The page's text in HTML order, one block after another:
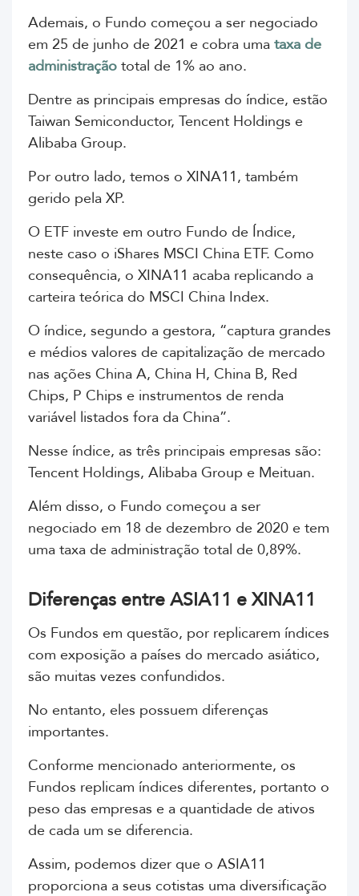
Ademais, o Fundo começou a ser negociado
em 25 de junho de 2021 e cobra uma taxa de
administração total de 1% ao ano.
Dentre as principais empresas do índice, estão
Taiwan Semiconductor, Tencent Holdings e
Alibaba Group.
Por outro lado, temos o XINA11, também
gerido pela XP.
O ETF investe em outro Fundo de Índice,
neste caso o iShares MSCI China ETF. Como
consequência, o XINA11 acaba replicando a
carteira teórica do MSCI China Index.
O índice, segundo a gestora, “captura grandes
e médios valores de capitalização de mercado
nas ações China A, China H, China B, Red
Chips, P Chips e instrumentos de renda
variável listados fora da China”.
Nesse índice, as três principais empresas são:
Tencent Holdings, Alibaba Group e Meituan.
Além disso, o Fundo começou a ser
negociado em 18 de dezembro de 2020 e tem
uma taxa de administração total de 0,89%.
Diferenças entre ASIA11 e XINA11
Os Fundos em questão, por replicarem índices
com exposição a países do mercado asiático,
são muitas vezes confundidos.
No entanto, eles possuem diferenças
importantes.
Conforme mencionado anteriormente, os
Fundos replicam índices diferentes, portanto o
peso das empresas e a quantidade de ativos
de cada um se diferencia.
Assim, podemos dizer que o ASIA11
proporciona a seus cotistas uma diversificação